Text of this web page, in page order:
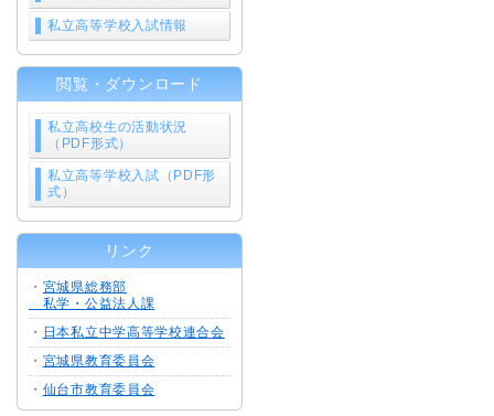
私立高等学校入試情報
閲覧・ダウンロード
私立高校生の活動状況
（PDF形式）
私立高等学校入試（PDF形
式）
リンク
・ 宮城県総務部
私学・公益法人課
・ 日本私立中学高等学校連合会
・ 宮城県教育委員会
・ 仙台市教育委員会